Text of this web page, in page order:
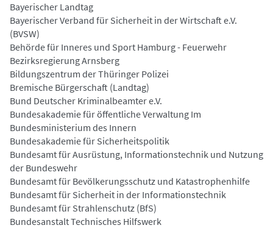
Bayerischer Landtag
Bayerischer Verband für Sicherheit in der Wirtschaft e.V.
(BVSW)
Behörde für Inneres und Sport Hamburg - Feuerwehr
Bezirksregierung Arnsberg
Bildungszentrum der Thüringer Polizei
Bremische Bürgerschaft (Landtag)
Bund Deutscher Kriminalbeamter e.V.
Bundesakademie für öffentliche Verwaltung Im
Bundesministerium des Innern
Bundesakademie für Sicherheitspolitik
Bundesamt für Ausrüstung, Informationstechnik und Nutzung
der Bundeswehr
Bundesamt für Bevölkerungsschutz und Katastrophenhilfe
Bundesamt für Sicherheit in der Informationstechnik
Bundesamt für Strahlenschutz (BfS)
Bundesanstalt Technisches Hilfswerk